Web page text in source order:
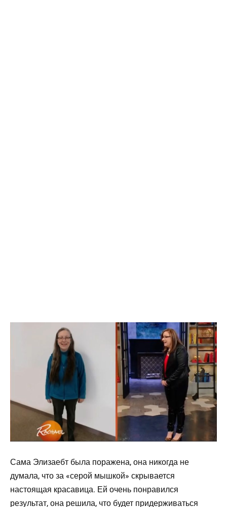
Сама Элизаебт была поражена, она никогда не
думала, что за «серой мышкой» скрывается
настоящая красавица. Ей очень понравился
результат, она решила, что будет придерживаться